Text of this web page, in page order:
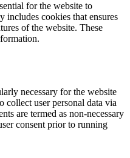
for the website to
cookies that ensures
of the website. These
necessary for the website
collect user personal data via
are termed as non-necessary
consent prior to running